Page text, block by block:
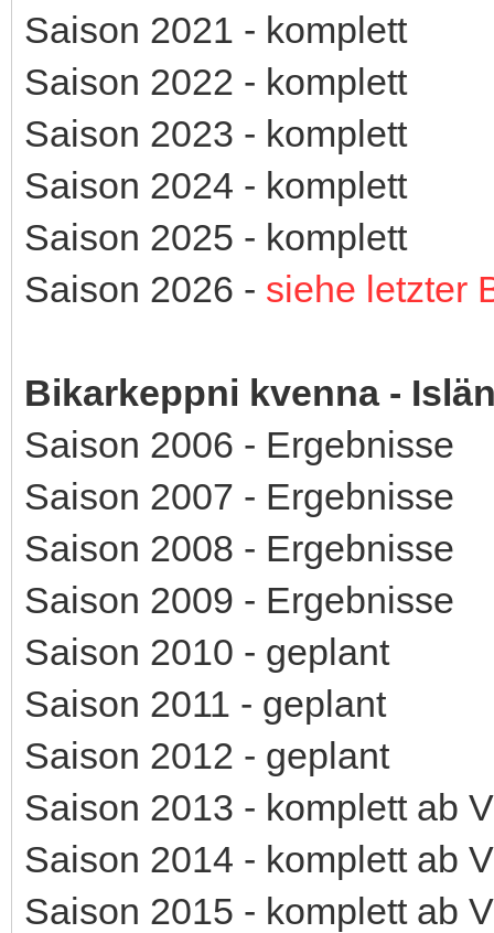
Saison 2021 - komplett
Saison 2022 - komplett
Saison 2023 - komplett
Saison 2024 - komplett
Saison 2025 - komplett
Saison 2026 - siehe letzter
Bikarkeppni kvenna -
Saison 2006 - Ergebnisse
Saison 2007 - Ergebnisse
Saison 2008 - Ergebnisse
Saison 2009 - Ergebnisse
Saison 2010 - geplant
Saison 2011 - geplant
Saison 2012 - geplant
Saison 2013 - komplett ab
Saison 2014 - komplett ab
Saison 2015 - komplett ab